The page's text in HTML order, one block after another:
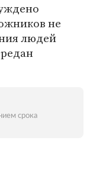
не
людей
срока